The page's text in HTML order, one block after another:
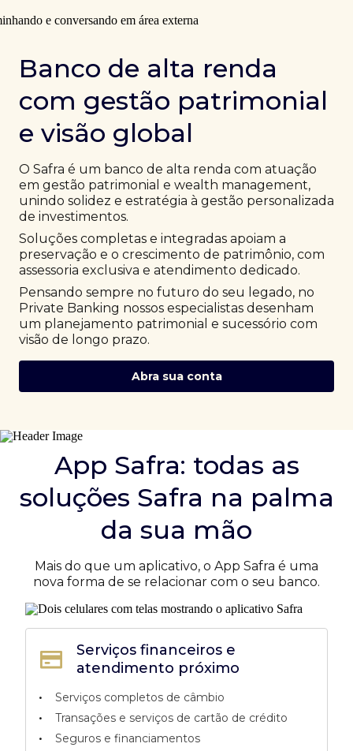
Banco de alta renda
com gestão patrimonial
e visão global
O Safra é um banco de alta renda com atuação
em gestão patrimonial e wealth management,
unindo solidez e estratégia à gestão personalizada
de investimentos.
Soluções completas e integradas apoiam a
preservação e o crescimento de patrimônio, com
assessoria exclusiva e atendimento dedicado.
Pensando sempre no futuro do seu legado, no
Private Banking nossos especialistas desenham
um planejamento patrimonial e sucessório com
visão de longo prazo.
Abra sua conta
App Safra: todas as
soluções Safra na palma
da sua mão
Mais do que um aplicativo, o App Safra é uma
nova forma de se relacionar com o seu banco.
Serviços financeiros e
atendimento próximo
•
Serviços completos de câmbio
• Transações e serviços de cartão de crédito
• Seguros e financiamentos